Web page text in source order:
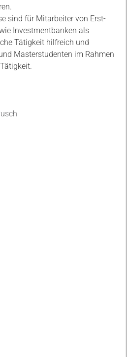
sind für Mitarbeiter von Erst-
Investmentbanken als
Tätigkeit hilfreich und
Masterstudenten im Rahmen